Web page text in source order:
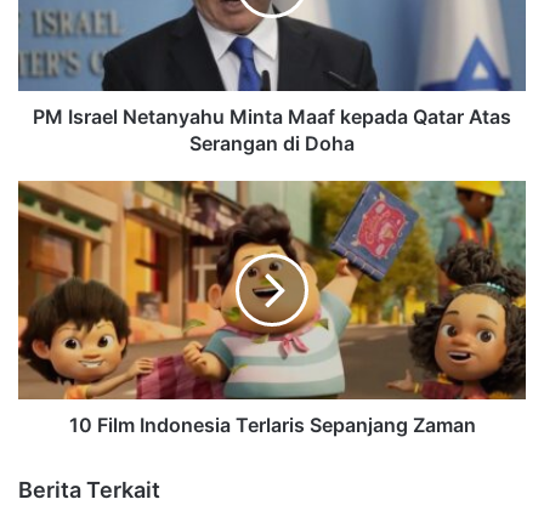
PM Israel Netanyahu Minta Maaf kepada Qatar Atas
Serangan di Doha
10 Film Indonesia Terlaris Sepanjang Zaman
Berita Terkait